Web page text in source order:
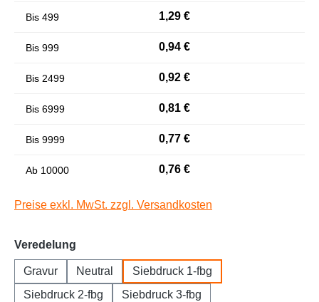
Bis 499 1,29 €
Bis 999 0,94 €
Bis 2499 0,92 €
Bis 6999 0,81 €
Bis 9999 0,77 €
Ab 10000 0,76 €
Preise exkl. MwSt. zzgl. Versandkosten
Veredelung
Gravur Neutral
Siebdruck 1-fbg
Siebdruck 2-fbg
Siebdruck 3-fbg